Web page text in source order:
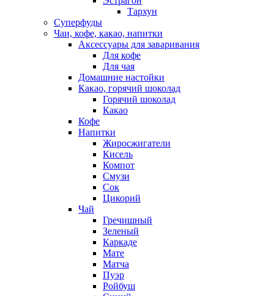
Тархун
Суперфуды
Чаи, кофе, какао, напитки
Аксессуары для заваривания
Для кофе
Для чая
Домашние настойки
Какао, горячий шоколад
Горячий шоколад
Какао
Кофе
Напитки
Жиросжигатели
Кисель
Компот
Смузи
Сок
Цикорий
Чай
Гречишный
Зеленый
Каркаде
Мате
Матча
Пуэр
Ройбуш